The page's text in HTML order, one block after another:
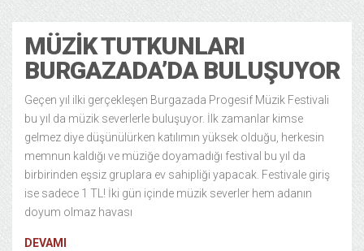
MÜZIK TUTKUNLARI
BURGAZADA’DA BULUŞUYOR
Geçen yıl ilki gerçekleşen Burgazada Progesif Müzik Festivali
bu yıl da müzik severlerle buluşuyor. İlk zamanlar kimse
gelmez diye düşünülürken katılımın yüksek olduğu, herkesin
memnun kaldığı ve müziğe doyamadığı festival bu yıl da
birbirinden eşsiz gruplara ev sahipliği yapacak. Festivale giriş
ise sadece 1 TL! İki gün içinde müzik severler hem adanın
doyum olmaz havası
DEVAMI